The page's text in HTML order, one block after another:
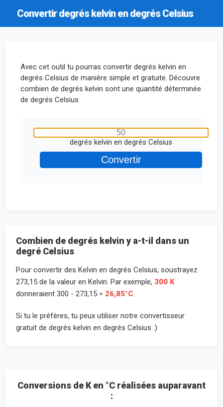
Convertir degrés kelvin en degrés Celsius
Avec cet outil tu pourras convertir degrés kelvin en
degrés Celsius de manière simple et gratuite. Découvre
combien de degrés kelvin sont une quantité déterminée
de degrés Celsius
degrés kelvin en degrés Celsius
Combien de degrés kelvin y a-t-il dans un
degré Celsius
Pour convertir des Kelvin en degrés Celsius, soustrayez
273,15 de la valeur en Kelvin. Par exemple, 300 K
donneraient 300 - 273,15 = 26,85°C.
Si tu le préfères, tu peux utiliser notre convertisseur
gratuit de degrés kelvin en degrés Celsius :)
Conversions de K en °C réalisées auparavant
: